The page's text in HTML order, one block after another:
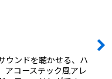
ウンドを聴かせる、ハ
アコーステック風アレ